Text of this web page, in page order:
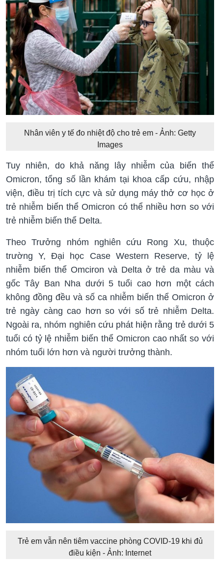
Nhân viên y tế đo nhiệt độ cho trẻ em - Ảnh: Getty
Images
Tuy nhiên, do khả năng lây nhiễm của biến thể
Omicron, tổng số lần khám tại khoa cấp cứu, nhập
viện, điều trị tích cực và sử dụng máy thở cơ học ở
trẻ nhiễm biến thể Omicron có thể nhiều hơn so với
trẻ nhiễm biến thể Delta.
Theo Trưởng nhóm nghiên cứu Rong Xu, thuộc
trường Y, Đại học Case Western Reserve, tỷ lệ
nhiễm biến thể Omciron và Delta ở trẻ da màu và
gốc Tây Ban Nha dưới 5 tuổi cao hơn một cách
không đồng đều và số ca nhiễm biến thể Omicron ở
trẻ ngày càng cao hơn so với số trẻ nhiễm Delta.
Ngoài ra, nhóm nghiên cứu phát hiện rằng trẻ dưới 5
tuổi có tỷ lệ nhiễm biến thể Omicron cao nhất so với
nhóm tuổi lớn hơn và người trưởng thành.
Trẻ em vẫn nên tiêm vaccine phòng COVID-19 khi đủ
điều kiện - Ảnh: Internet